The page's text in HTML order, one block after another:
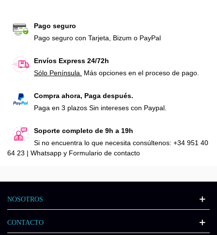
Pago seguro
Pago seguro con Tarjeta, Bizum o PayPal
Envíos Express 24/72h
Sólo Península.
Más opciones en el proceso de pago.
Compra ahora, Paga después.
Paga en 3 plazos Sin intereses con Paypal.
Soporte completo de 9h a 19h
Si no encuentra lo que necesita consúltenos: +34 951 40
64 23 | Whatsapp y Formulario de contacto
NOSOTROS
CONTACTO